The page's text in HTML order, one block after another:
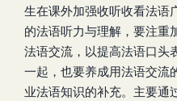
生在课外加强收听收看法语
的法语听力与理解，要注重
法语交流，以提高法语口头
一起，也要养成用法语交流
业法语知识的补充。主要通